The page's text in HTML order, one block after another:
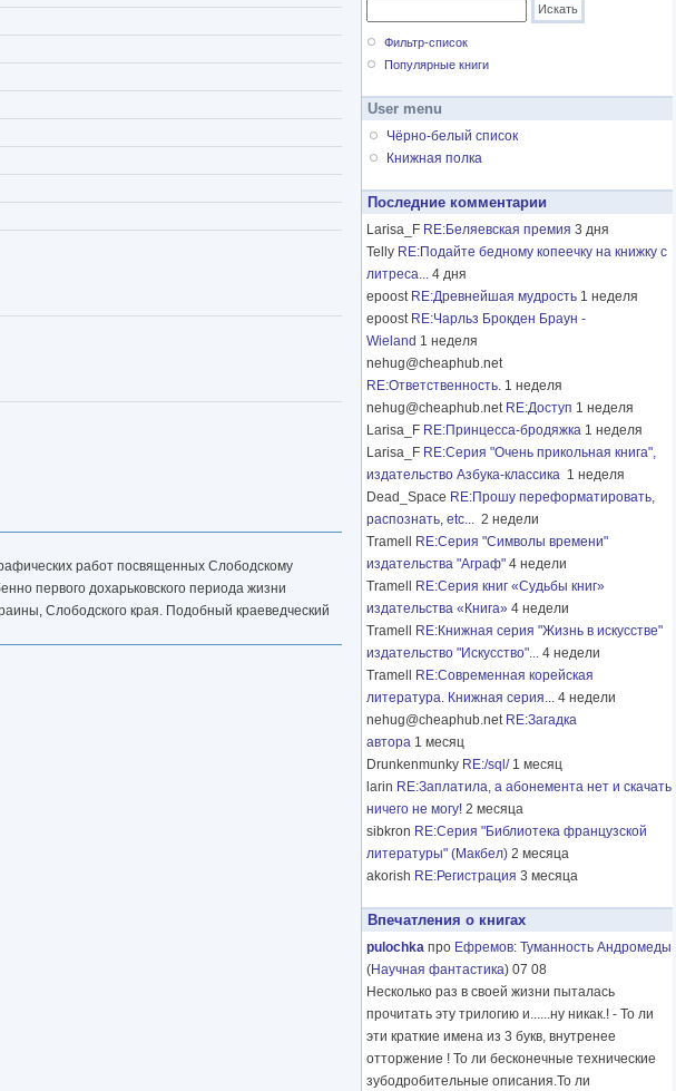
работ посвященных Слободскому
первого дохарьковского периода жизни
Слободского края. Подобный краеведческий
Фильтр-список
Популярные книги
User menu
Чёрно-белый список
Книжная полка
Последние комментарии
Larisa_F RE:Беляевская премия 3 дня
Telly RE:Подайте бедному копеечку на книжку с
литреса... 4 дня
epoost RE:Древнейшая мудрость 1 неделя
epoost RE:Чарльз Брокден Браун -
Wieland 1 неделя
nehug@cheaphub.net
RE:Ответственность. 1 неделя
nehug@cheaphub.net RE:Доступ 1 неделя
Larisa_F RE:Принцесса-бродяжка 1 неделя
Larisa_F RE:Серия "Очень прикольная книга",
издательство Азбука-классика 1 неделя
Dead_Space RE:Прошу переформатировать,
распознать, etc... 2 недели
Tramell
RE:Серия "Символы времени"
издательства "Аграф" 4 недели
Tramell
RE:Серия книг «Судьбы книг»
издательства «Книга» 4 недели
Tramell
RE:Книжная серия "Жизнь в искусстве"
издательство "Искусство"... 4 недели
Tramell
RE:Современная корейская
литература. Книжная серия... 4 недели
nehug@cheaphub.net RE:Загадка
автора 1 месяц
Drunkenmunky RE:/sql/ 1 месяц
larin RE:Заплатила, а абонемента нет и скачать
ничего не могу! 2 месяца
sibkron RE:Серия "Библиотека французской
литературы" (Макбел) 2 месяца
akorish RE:Регистрация 3 месяца
Впечатления о книгах
pulochka про Ефремов: Туманность Андромеды
(Научная фантастика) 07 08
Несколько раз в своей жизни пыталась
прочитать эту трилогию и......ну никак.! - То ли
эти краткие имена из 3 букв, внутренее
отторжение ! То ли бесконечные технические
зубодробительные описания.То ли